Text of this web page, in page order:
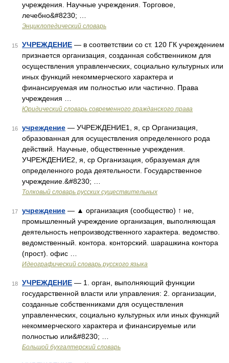
учреждения. Научные учреждения. Торговое,
лечебно&#8230; …
Энциклопедический словарь
15 УЧРЕЖДЕНИЕ — в соответствии со ст. 120 ГК учреждением
признается организация, созданная собственником для
осуществления управленческих, социально культурных или
иных функций некоммерческого характера и
финансируемая им полностью или частично. Права
учреждения …
Юридический словарь современного гражданского права
16 учреждение — УЧРЕЖДЕНИЕ1, я, ср Организация,
образованная для осуществления определенного рода
действий. Научные, общественные учреждения.
УЧРЕЖДЕНИЕ2, я, ср Организация, образуемая для
определенного рода деятельности. Государственное
учреждение.&#8230; …
Толковый словарь русских существительных
17 учреждение — ▲ организация (сообщество) ↑ не,
промышленный учреждение организация, выполняющая
деятельность непроизводственного характера. ведомство.
ведомственный. контора. конторский. шарашкина контора
(прост). офис …
Идеографический словарь русского языка
18 УЧРЕЖДЕНИЕ — 1. орган, выполняющий функции
государственной власти или управления: 2. организации,
созданные собственниками для осуществления
управленческих, социально культурных или иных функций
некоммерческого характера и финансируемые или
полностью или&#8230; …
Большой бухгалтерский словарь